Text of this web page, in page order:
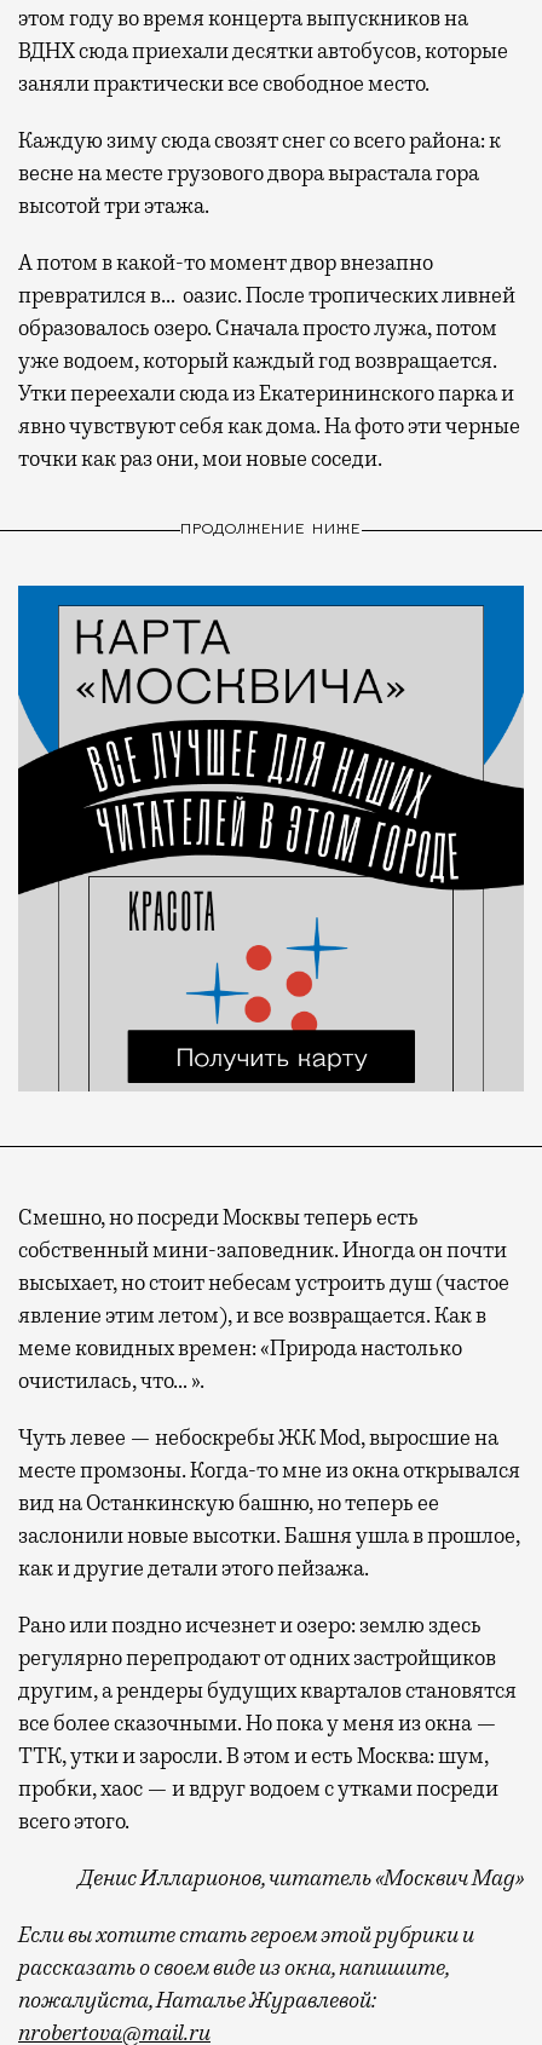
этом году во время концерта выпускников на
ВДНХ сюда приехали десятки автобусов, которые
заняли практически все свободное место.
Каждую зиму сюда свозят снег со всего района: к
весне на месте грузового двора вырастала гора
высотой три этажа.
А потом в какой-то момент двор внезапно
превратился в… оазис. После тропических ливней
образовалось озеро. Сначала просто лужа, потом
уже водоем, который каждый год возвращается.
Утки переехали сюда из Екатерининского парка и
явно чувствуют себя как дома. На фото эти черные
точки как раз они, мои новые соседи.
ПРОДОЛЖЕНИЕ НИЖЕ
Смешно, но посреди Москвы теперь есть
собственный мини-заповедник. Иногда он почти
высыхает, но стоит небесам устроить душ (частое
явление этим летом), и все возвращается. Как в
меме ковидных времен: «Природа настолько
очистилась, что… ».
Чуть левее — небоскребы ЖК Mod, выросшие на
месте промзоны. Когда-то мне из окна открывался
вид на Останкинскую башню, но теперь ее
заслонили новые высотки. Башня ушла в прошлое,
как и другие детали этого пейзажа.
Рано или поздно исчезнет и озеро: землю здесь
регулярно перепродают от одних застройщиков
другим, а рендеры будущих кварталов становятся
все более сказочными. Но пока у меня из окна —
ТТК, утки и заросли. В этом и есть Москва: шум,
пробки, хаос — и вдруг водоем с утками посреди
всего этого.
Денис Илларионов, читатель «МосквичMag»
Если вы хотите стать героем этой рубрики и
рассказать о своем виде из окна, напишите,
пожалуйста, Наталье Журавлевой:
nrobertova@mail.ru